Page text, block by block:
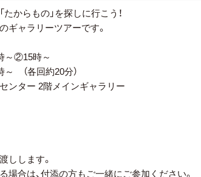
からもの」を探しに行こう！
ギャラリーツアーです。
～②15時～
各回約20分）
ンター 2階メインギャラリー
しします。
合は、付添の方もご一緒にご参加ください。